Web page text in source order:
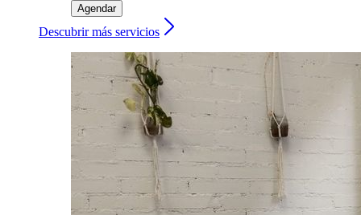
Agendar
Descubrir más servicios